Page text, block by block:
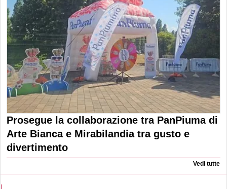
Prosegue la collaborazione tra PanPiuma di
Arte Bianca e Mirabilandia tra gusto e
divertimento
Vedi tutte